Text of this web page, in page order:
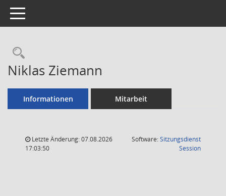
Toggle navigation
Rechercheauswahl
Niklas Ziemann
Informationen Mitarbeit
Letzte Änderung: 07.08.2026
17:03:50
Software:Sitzungsdienst
Session(Wird in